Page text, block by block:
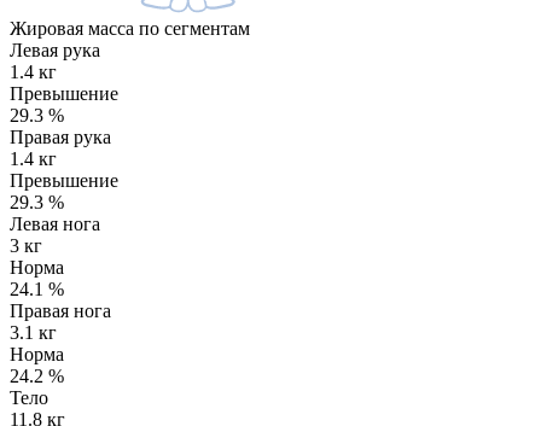
Жировая масса по сегментам
Левая рука
1.4 кг
Превышение
29.3 %
Правая рука
1.4 кг
Превышение
29.3 %
Левая нога
3 кг
Норма
24.1 %
Правая нога
3.1 кг
Норма
24.2 %
Тело
11.8 кг